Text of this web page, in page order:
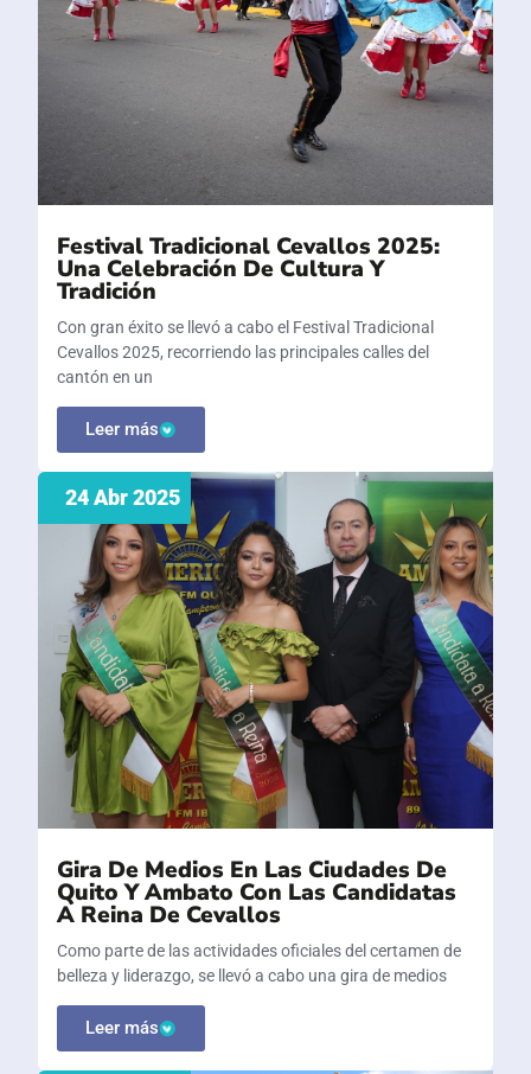
Festival Tradicional Cevallos 2025:
Una Celebración De Cultura Y
Tradición
Con gran éxito se llevó a cabo el Festival Tradicional
Cevallos 2025, recorriendo las principales calles del
cantón en un
Leer más
24 Abr 2025
Gira De Medios En Las Ciudades De
Quito Y Ambato Con Las Candidatas
A Reina De Cevallos
Como parte de las actividades oficiales del certamen de
belleza y liderazgo, se llevó a cabo una gira de medios
Leer más